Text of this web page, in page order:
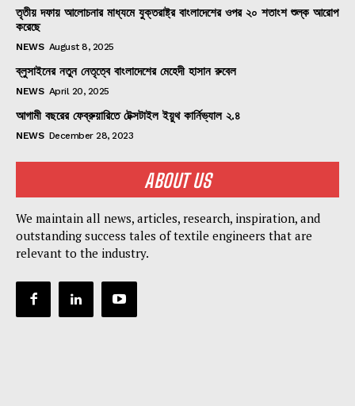
তৃতীয় দফায় আলোচনার মাধ্যমে যুক্তরাষ্ট্র বাংলাদেশের ওপর ২০ শতাংশ শুল্ক আরোপ
করেছে
NEWS August 8, 2025
ব্লুসাইনের নতুন নেতৃত্বে বাংলাদেশের মেহেদী হাসান রুবেল
NEWS April 20, 2025
আগামী বছরের ফেব্রুয়ারিতে টেক্সটাইল ইয়ুথ কার্নিভ্যাল ২.৪
NEWS December 28, 2023
ABOUT US
We maintain all news, articles, research, inspiration, and
outstanding success tales of textile engineers that are
relevant to the industry.